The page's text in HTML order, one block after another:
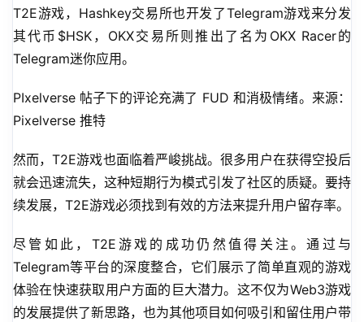
T2E游戏，Hashkey交易所也开发了Telegram游戏来分发
其代币$HSK，OKX交易所则推出了名为OKX Racer的
Telegram迷你应用。
PIxelverse 帖子下的评论充满了 FUD 和消极情绪。来源：
Pixelverse 推特
然而，T2E游戏也面临着严峻挑战。很多用户在获得空投后
就会迅速流失，这种短期行为模式引发了社区的质疑。要持
续发展，T2E游戏必须找到有效的方法来提升用户留存率。
尽管如此，T2E游戏的成功仍然值得关注。通过与
Telegram等平台的深度整合，它们展示了简单直观的游戏
体验在快速获取用户方面的巨大潜力。这不仅为Web3游戏
的发展提供了新思路，也为其他项目如何吸引和留住用户带